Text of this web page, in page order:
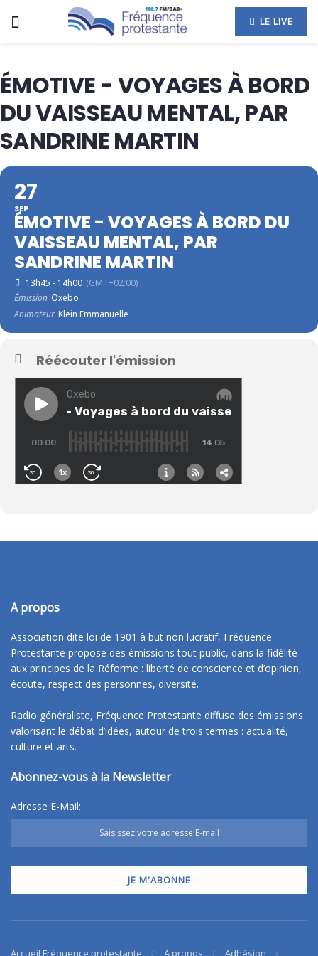
LE LIVE
ÉMOTIVE - VOYAGES À BORD
DU VAISSEAU MENTAL, PAR
SANDRINE MARTIN
27
SEP
ÉMOTIVE - VOYAGES À BORD DU
VAISSEAU MENTAL, PAR
SANDRINE MARTIN
13h45 - 14h00 (GMT+02:00)
Émission Oxébo
Animateur Klein Emmanuelle
Réécouter l'émission
A propos
Association dite loi de 1901 à but non lucratif, Fréquence
Protestante propose des émissions tout public, dans la fidélité
aux principes de la Réforme : liberté de conscience et d’opinion,
écoute, respect des personnes, diversité.
Radio généraliste, Fréquence Protestante diffuse des émissions
valorisant le débat d’idées, autour de trois termes : actualité,
culture et arts.
Abonnez-vous à la Newsletter
Adresse E-Mail:
Accueil Fréquence protestante A propos Adhésion